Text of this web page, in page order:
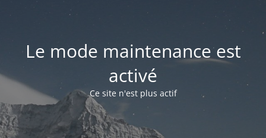
Le mode maintenance est
activé
Ce site n'est plus actif